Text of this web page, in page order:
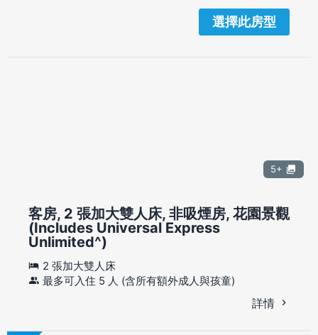
選擇此房型
5+
客房, 2 張加大雙人床, 非吸煙房, 花園景觀
(Includes Universal Express
Unlimited^)
2 張加大雙人床
最多可入住 5 人 (含所有額外成人與孩童)
詳情